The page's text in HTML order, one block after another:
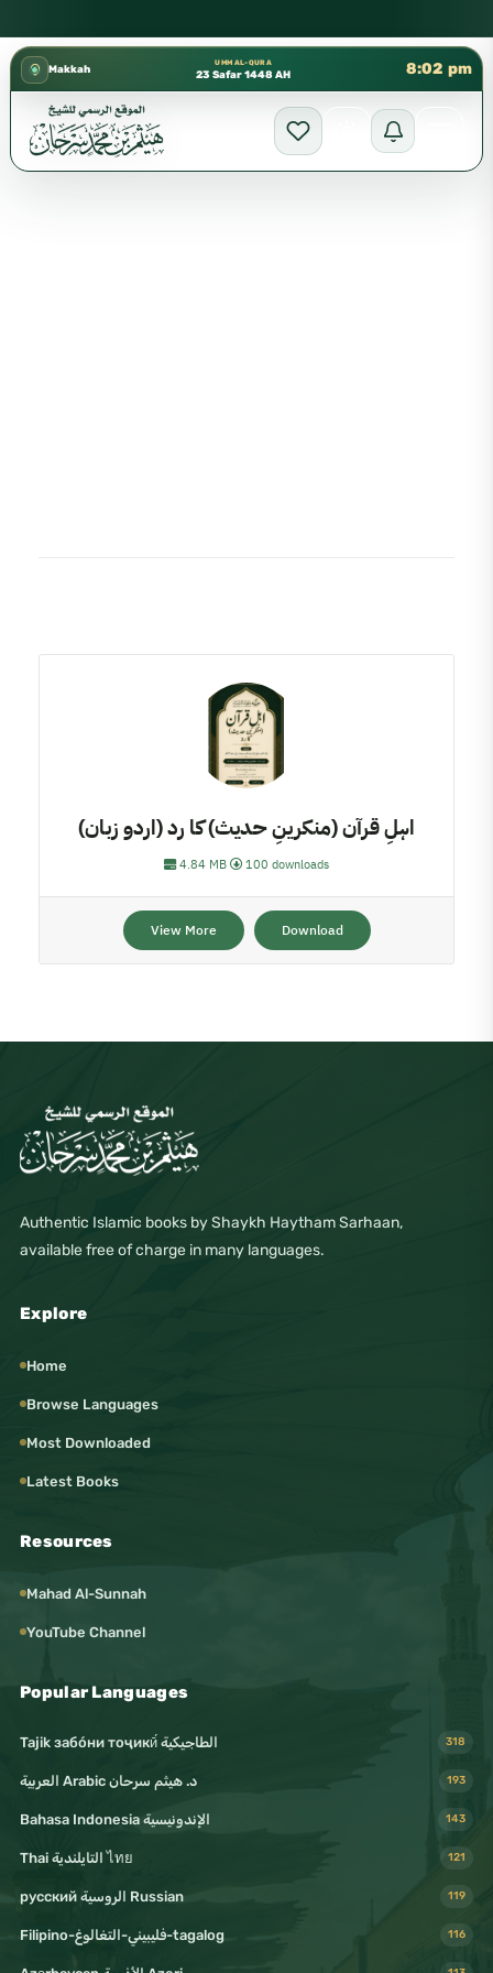
Makkah
UMM AL-QURA
23 Safar 1448 AH 8:02 pm
اہلِ قرآن (منکرینِ حدیث) کا رد (اردو زبان)
4.84 MB 100 downloads
View More Download
Authentic Islamic books by Shaykh Haytham Sarhaan,
available free of charge in many languages.
Explore
Home
Browse Languages
Most Downloaded
Latest Books
Resources
Mahad Al-Sunnah
YouTube Channel
Popular Languages
Tajik забо́ни тоҷикӣ́ الطاجيكية 318
د. هيثم سرحان Arabic العربية 193
Bahasa Indonesia الإندونيسية 143
Thai التايلندية ไทย 121
русский الروسية Russian 119
Filipino-فليبيني-التغالوغ-tagalog 116